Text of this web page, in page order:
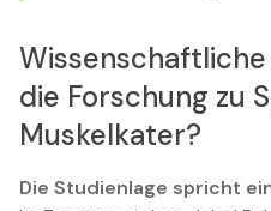
Wissenschaftliche
die Forschung zu
Muskelkater?
Die Studienlage spricht